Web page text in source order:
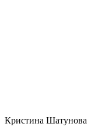
Кристина Шатунова